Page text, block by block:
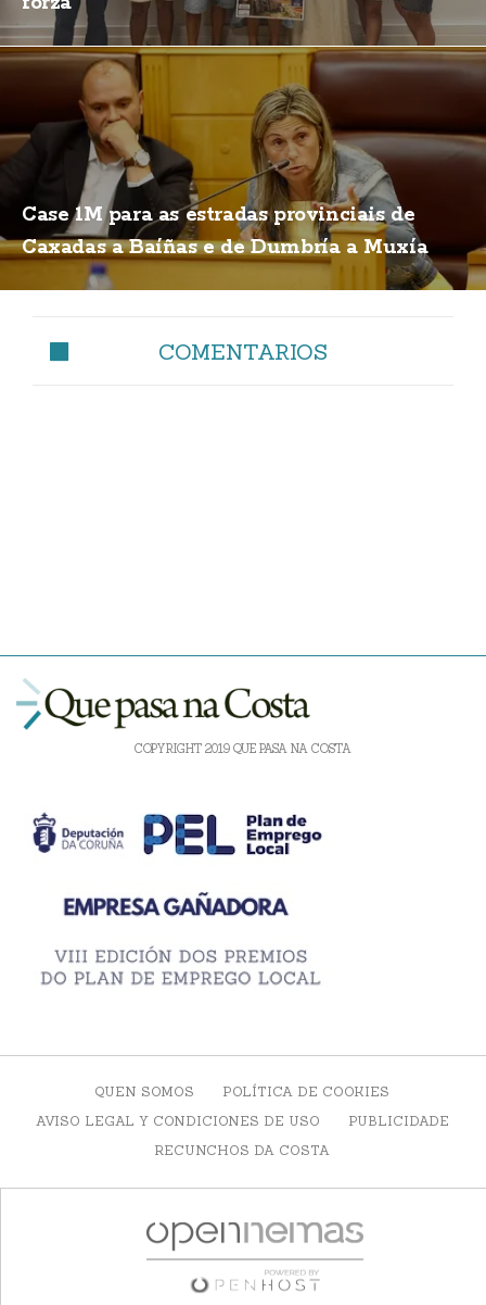
Case 1M para as estradas provinciais de
Caxadas a Baíñas e de Dumbría a Muxía
COMENTARIOS
COPYRIGHT 2019 QUE PASA NA COSTA
QUEN SOMOS
POLÍTICA DE COOKIES
AVISO LEGAL Y CONDICIONES DE USO
PUBLICIDADE
RECUNCHOS DA COSTA